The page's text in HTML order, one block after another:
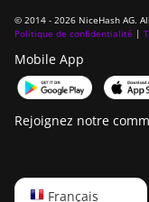
© 2014 - 2026 NiceHash AG.
Politique de confidentialité |
Mobile App
Rejoignez notre
Français
English